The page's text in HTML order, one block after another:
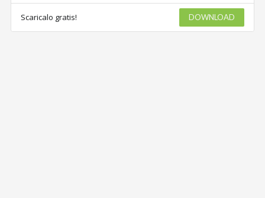
Scaricalo gratis! DOWNLOAD